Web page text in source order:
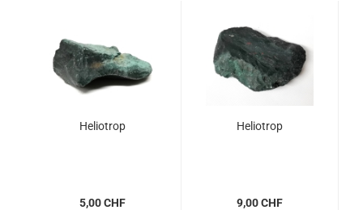
Heliotrop
5,00 CHF
Heliotrop
9,00 CHF